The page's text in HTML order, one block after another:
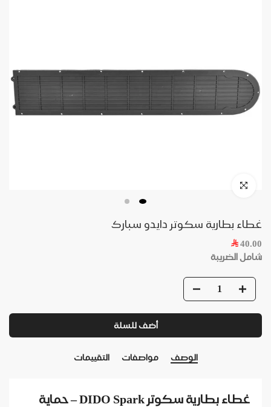
غطاء بطارية سكوتر دايدو سبارك
40.00
شامل الضريبة
أضف للسلة
الوصف مواصفات التقييمات
غطاء بطارية سكوتر DIDO Spark – حماية